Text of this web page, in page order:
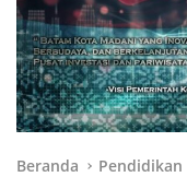
Beranda Pendidikan